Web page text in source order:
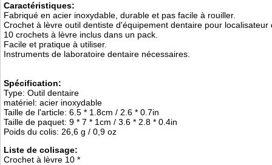
Caractéristiques:
Fabriqué en acier inoxydable, durable et pas facile à rouiller.
Crochet à lèvre outil dentiste d'équipement dentaire pour localisateur
10 crochets à lèvre inclus dans un pack.
Facile et pratique à utiliser.
Instruments de laboratoire dentaire nécessaires.
Spécification:
Type: Outil dentaire
matériel: acier inoxydable
Taille de l'article: 6.5 * 1.8cm / 2.6 * 0.7in
Taille de paquet: 9 * 7 * 1cm / 3.6 * 2.8 * 0.4in
Poids du colis: 26,6 g / 0,9 oz
Liste de colisage:
Crochet à lèvre 10 *